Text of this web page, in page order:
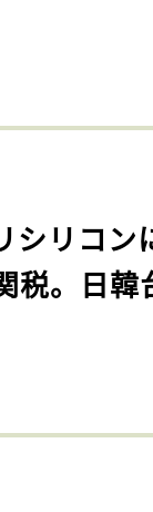
シリコン
税。日韓